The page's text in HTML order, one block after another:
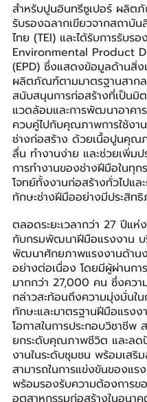
สำหรับปูนอินทรีซูเปอร์ ผลิต
รับรองฉลากเขียวจากสถาบั
ไทย (TEI) และได้รับการรับรอ
Environmental Product
(EPD) ซึ่งแสดงข้อมูลด้านสิ่
ผลิตภัณฑ์ตามมาตรฐานสาก
สนับสนุนการก่อสร้างที่เป็นมิ
แวดล้อมและการพัฒนาอาคา
ควบคู่ไปกับคุณภาพการใช้งา
ช่างก่อสร้าง ด้วยเนื้อปูนคุณ
ลื่น ทำงานง่าย และช่วยเพิ่ม
การทำงานของช่างฝีมือในทุ
โจทย์ทั้งงานก่อสร้างทั่วไปแ
ทักษะช่างฝีมืออย่างมีประสิท
ตลอดระยะเวลากว่า 27 ปีแห่
กับกรมพัฒนาฝีมือแรงงาน บ
พัฒนาศักยภาพแรงงานด้าน
อย่างต่อเนื่อง โดยมีผู้ผ่านกา
มากกว่า 27,000 คน ซึ่งควา
กล่าวสะท้อนถึงความมุ่งมั่นใน
ทักษะและมาตรฐานฝีมือแรงง
โอกาสในการประกอบวิชาชีพ
ยกระดับคุณภาพชีวิต และลด
งานในระดับชุมชน พร้อมเสริ
สามารถในการแข่งขันของแร
พร้อมรองรับความต้องการข